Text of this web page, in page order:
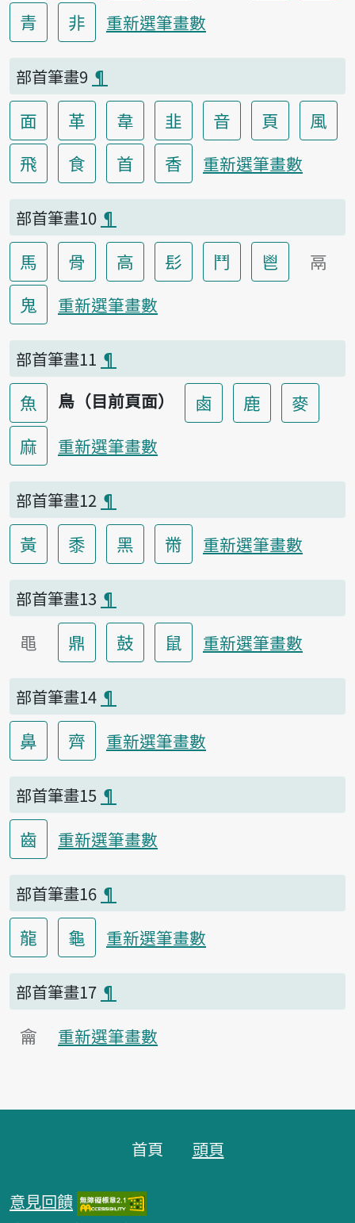
青
非 重新選筆畫數
部首筆畫9 ¶
面 革 韋 韭 音 頁
風
飛
食 首 香 重新選筆畫數
部首筆畫10 ¶
馬 骨 高 髟 鬥 鬯
鬲
鬼
重新選筆畫數
部首筆畫11 ¶
魚 鳥（目前頁面） 鹵 鹿
麥
麻
重新選筆畫數
部首筆畫12 ¶
黃 黍 黑 黹 重新選筆畫數
部首筆畫13 ¶
黽 鼎 鼓 鼠 重新選筆畫數
部首筆畫14 ¶
鼻 齊 重新選筆畫數
部首筆畫15 ¶
齒 重新選筆畫數
部首筆畫16 ¶
龍 龜 重新選筆畫數
部首筆畫17 ¶
龠 重新選筆畫數
首頁 頭頁
意見回饋